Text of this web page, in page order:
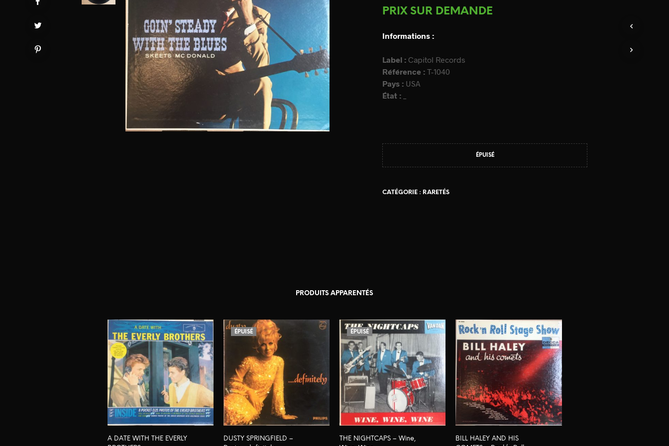
PRIX SUR DEMANDE
Informations :
Label :Capitol Records
Référence : T-1040
Pays : USA
État :
ÉPUISÉ
CATÉGORIE : RARETÉS
PRODUITS APPARENTÉS
A DATE WITH THE EVERLY
ÉPUISÉ
DUSTY SPRINGFIELD –
ÉPUISÉ
THE NIGHTCAPS – Wine,
BILL HALEY AND HIS